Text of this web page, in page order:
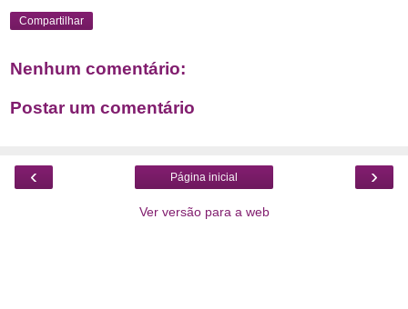
Compartilhar
Nenhum comentário:
Postar um comentário
‹ ›
Página inicial
Ver versão para a web